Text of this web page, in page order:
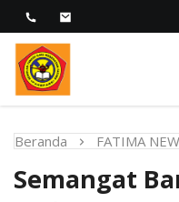
STIKES
Melayani dengan
Beranda FATIMA
Semangat